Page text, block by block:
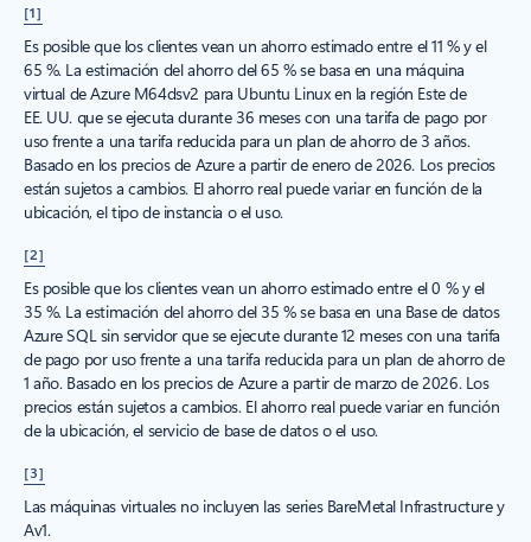
[1]
Es posible que los clientes vean un ahorro estimado entre el 11 % y el
65 %. La estimación del ahorro del 65 % se basa en una máquina
virtual de Azure M64dsv2 para Ubuntu Linux en la región Este de
EE. UU. que se ejecuta durante 36 meses con una tarifa de pago por
uso frente a una tarifa reducida para un plan de ahorro de 3 años.
Basado en los precios de Azure a partir de enero de 2026. Los precios
están sujetos a cambios. El ahorro real puede variar en función de la
ubicación, el tipo de instancia o el uso.
[2]
Es posible que los clientes vean un ahorro estimado entre el 0 % y el
35 %. La estimación del ahorro del 35 % se basa en una Base de datos
Azure SQL sin servidor que se ejecute durante 12 meses con una tarifa
de pago por uso frente a una tarifa reducida para un plan de ahorro de
1 año. Basado en los precios de Azure a partir de marzo de 2026. Los
precios están sujetos a cambios. El ahorro real puede variar en función
de la ubicación, el servicio de base de datos o el uso.
[3]
Las máquinas virtuales no incluyen las series BareMetal Infrastructure y
Av1.